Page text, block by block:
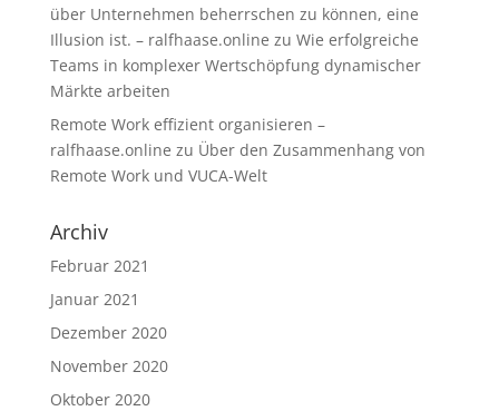
über Unternehmen beherrschen zu können, eine
Illusion ist. – ralfhaase.online zu Wie erfolgreiche
Teams in komplexer Wertschöpfung dynamischer
Märkte arbeiten
Remote Work effizient organisieren –
ralfhaase.online zu Über den Zusammenhang von
Remote Work und VUCA-Welt
Archiv
Februar 2021
Januar 2021
Dezember 2020
November 2020
Oktober 2020